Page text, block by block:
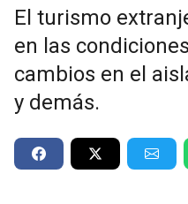
El turismo
en las
cambios en el
y demás.